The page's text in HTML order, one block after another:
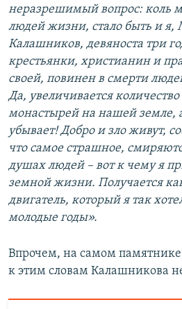
неразрешимый вопрос: коль
людей жизни, стало быть и я,
Калашников, девяноста три
крестьянки, христианин и
своей, повинен в смерти
Да, увеличивается
монастырей на нашей земле,
убывает! Добро и зло живут,
что самое страшное,
душах людей – вот к чему я
земной жизни. Получается
двигатель, который я так
молодые годы».
Впрочем, на самом
к этим словам Калашникова